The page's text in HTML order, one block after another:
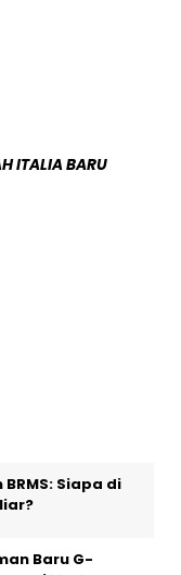
ITALIA BARU
Siapa di
Baru G-